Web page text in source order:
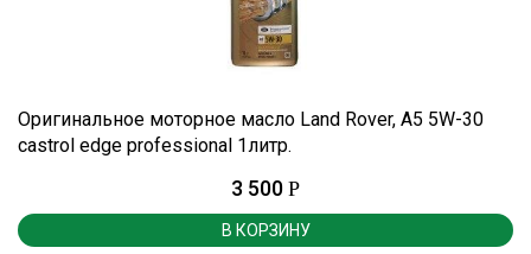
Оригинальное моторное масло Land Rover, A5 5W-30
castrol edge professional 1литр.
3 500 Р
В КОРЗИНУ